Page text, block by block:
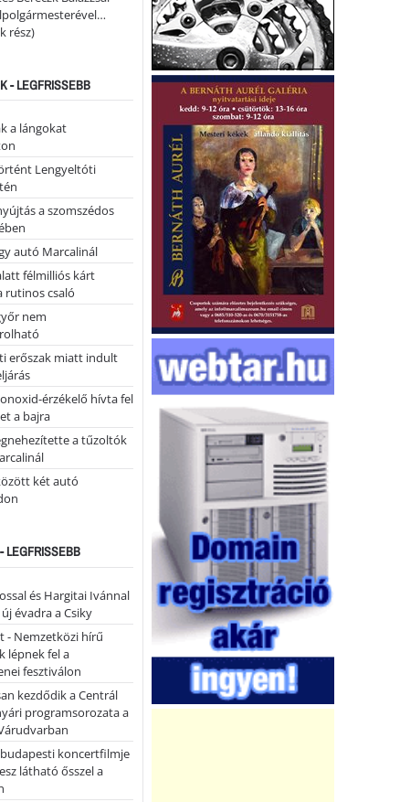
rész)
- LEGFRISSEBB
a lángokat
Lengyeltóti
a szomszédos
autó Marcalinál
félmilliós kárt
rutinos csaló
nem
erőszak miatt indult
érzékelő hívta fel
a bajra
a tűzoltók
két autó
LEGFRISSEBB
és Hargitai Ivánnal
évadra a Csiky
- Nemzetközi hírű
lépnek fel a
fesztiválon
kezdődik a Centrál
programsorozata a
koncertfilmje
látható ősszel a